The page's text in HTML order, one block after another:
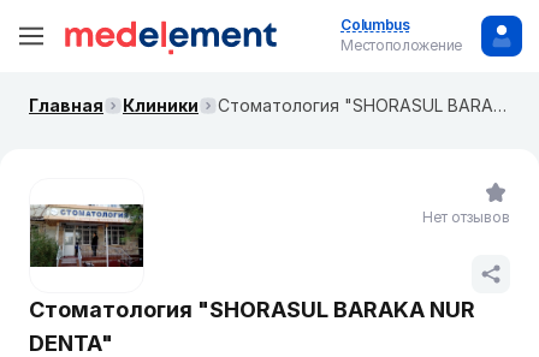
Columbus
Местоположение
Главная Клиники Стоматология "SHORASUL BARAKA NUR DENTA"
Стоматология "SHORASUL BARAKA NUR
DENTA"
Нет отзывов